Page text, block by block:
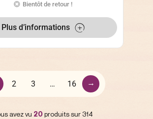
Bientôt de retour !
Plus d’informations
2 3 … 16 →
avez vu 20produits sur 314